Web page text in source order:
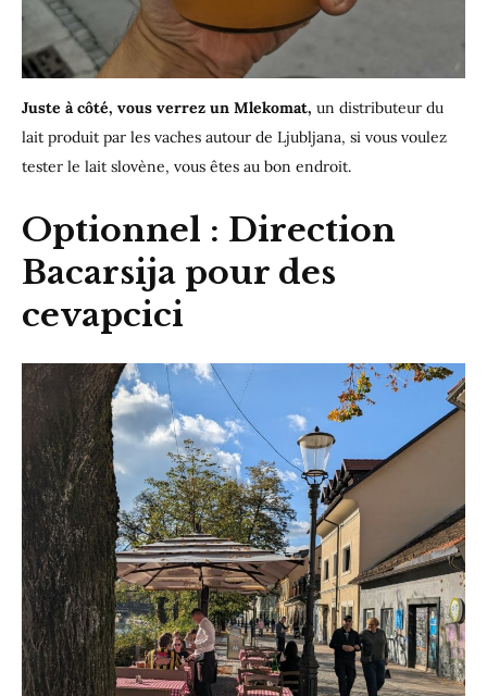
Juste à côté, vous verrez un Mlekomat, un distributeur du
lait produit par les vaches autour de Ljubljana, si vous voulez
tester le lait slovène, vous êtes au bon endroit.
Optionnel : Direction
Bacarsija pour des
cevapcici